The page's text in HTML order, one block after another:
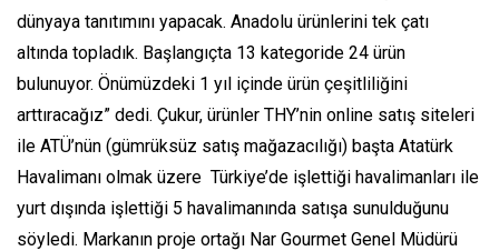
dünyaya tanıtımını yapacak. Anadolu ürünlerini tek çatı
altında topladık. Başlangıçta 13 kategoride 24 ürün
bulunuyor. Önümüzdeki 1 yıl içinde ürün çeşitliliğini
arttıracağız” dedi. Çukur, ürünler THY’nin online satış siteleri
ile ATÜ’nün (gümrüksüz satış mağazacılığı) başta Atatürk
Havalimanı olmak üzere Türkiye’de işlettiği havalimanları ile
yurt dışında işlettiği 5 havalimanında satışa sunulduğunu
söyledi. Markanın proje ortağı Nar Gourmet Genel Müdürü